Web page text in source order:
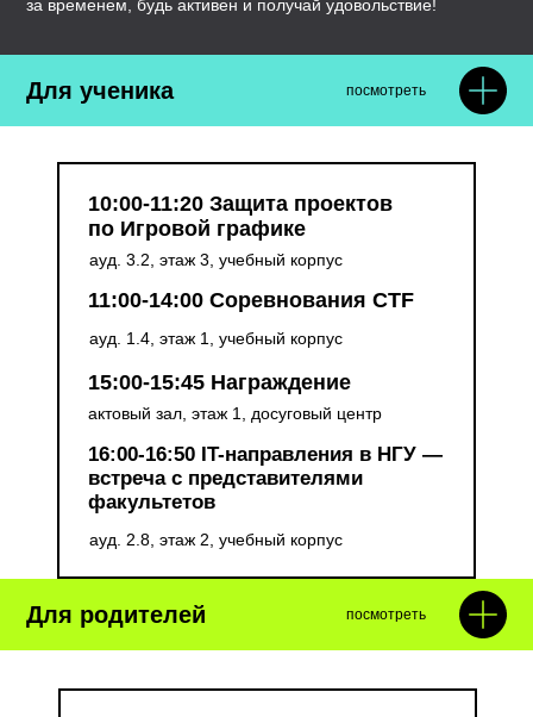
за временем, будь активен и получай удовольствие!
Для ученика посмотреть
11:00-14:00 Соревнования CTF
ауд. 1.4, этаж 1, учебный корпус
10:00-11:20 Защита проектов
по Игровой графике
ауд. 3.2, этаж 3, учебный корпус
15:00-15:45 Награждение
актовый зал, этаж 1, досуговый центр
16:00-16:50 IT-направления в НГУ —
встреча с представителями
факультетов
ауд. 2.8, этаж 2, учебный корпус
Для родителей посмотреть